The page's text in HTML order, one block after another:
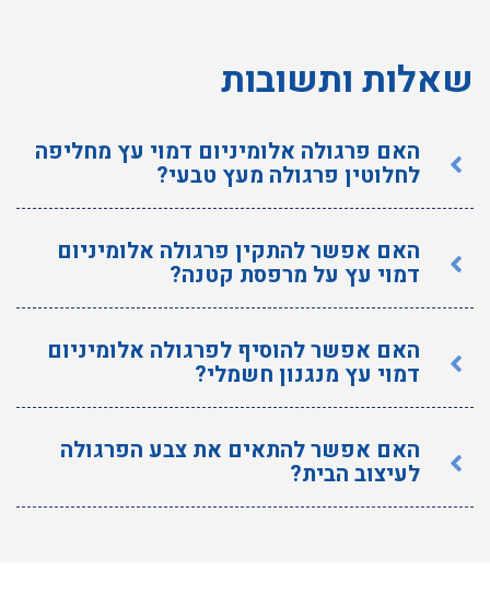
שאלות ותשובות
האם פרגולה אלומיניום דמוי עץ מחליפה
לחלוטין פרגולה מעץ טבעי?
האם אפשר להתקין פרגולה אלומיניום
דמוי עץ על מרפסת קטנה?
האם אפשר להוסיף לפרגולה אלומיניום
דמוי עץ מנגנון חשמלי?
האם אפשר להתאים את צבע הפרגולה
לעיצוב הבית?